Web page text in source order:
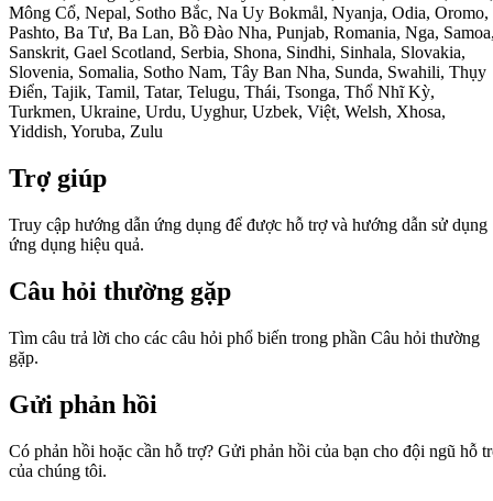
Mông Cổ, Nepal, Sotho Bắc, Na Uy Bokmål, Nyanja, Odia, Oromo,
Pashto, Ba Tư, Ba Lan, Bồ Đào Nha, Punjab, Romania, Nga,
Sanskrit, Gael Scotland, Serbia, Shona, Sindhi, Sinhala, Slovakia,
Slovenia, Somalia, Sotho Nam, Tây Ban Nha, Sunda, Swahili, Thụy
Điển, Tajik, Tamil, Tatar, Telugu, Thái, Tsonga, Thổ Nhĩ Kỳ,
Turkmen, Ukraine, Urdu, Uyghur, Uzbek, Việt, Welsh, Xhosa,
Yiddish, Yoruba, Zulu
Trợ giúp
Truy cập hướng dẫn ứng dụng để được hỗ trợ và hướng dẫn sử dụng
ứng dụng hiệu quả.
Câu hỏi thường gặp
Tìm câu trả lời cho các câu hỏi phổ biến trong phần Câu hỏi thường
gặp.
Gửi phản hồi
Có phản hồi hoặc cần hỗ trợ? Gửi phản hồi của bạn cho đội ngũ hỗ
của chúng tôi.